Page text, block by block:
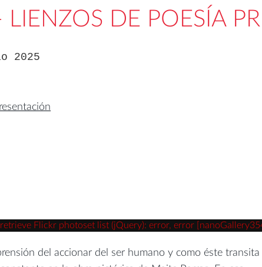
LIENZOS DE POESÍA
2025
Flickr photoset list (jQuery): error, error
del accionar del ser humano y como éste transita